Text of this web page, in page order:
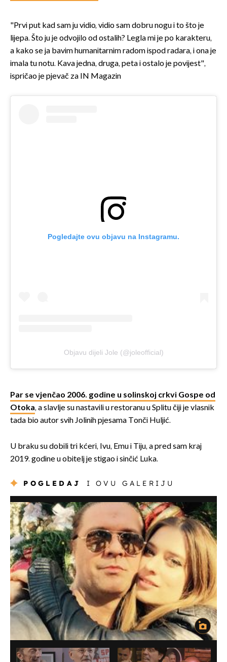
"Prvi put kad sam ju vidio, vidio sam dobru nogu i to što je
lijepa. Što ju je odvojilo od ostalih? Legla mi je po karakteru,
a kako se ja bavim humanitarnim radom ispod radara, i ona je
imala tu notu. Kava jedna, druga, peta i ostalo je povijest",
ispričao je pjevač za IN Magazin
Pogledajte ovu objavu na Instagramu.
Objavu dijeli Jole (@joleofficial)
Par se vjenčao 2006. godine u solinskoj crkvi Gospe od
Otoka, a slavlje su nastavili u restoranu u Splitu čiji je vlasnik
tada bio autor svih Jolinih pjesama Tonči Huljić.
U braku su dobili tri kćeri, Ivu, Emu i Tiju, a pred sam kraj
2019. godine u obitelj je stigao i sinčić Luka.
POGLEDAJ I OVU GALERIJU